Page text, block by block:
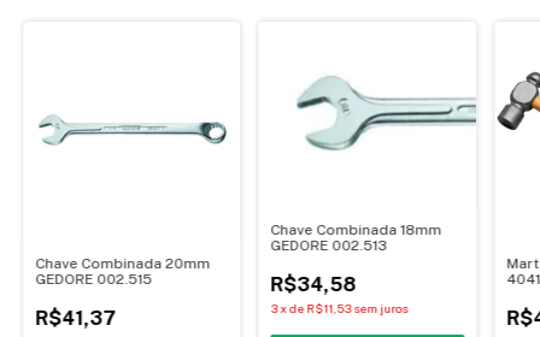
Chave Combinada 20mm
GEDORE 002.515
R$41,37
Chave Combinada 18mm
GEDORE 002.513
R$34,58
3xdeR$11,53 sem juros